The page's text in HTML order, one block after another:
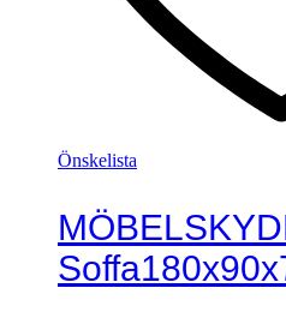
Önskelista